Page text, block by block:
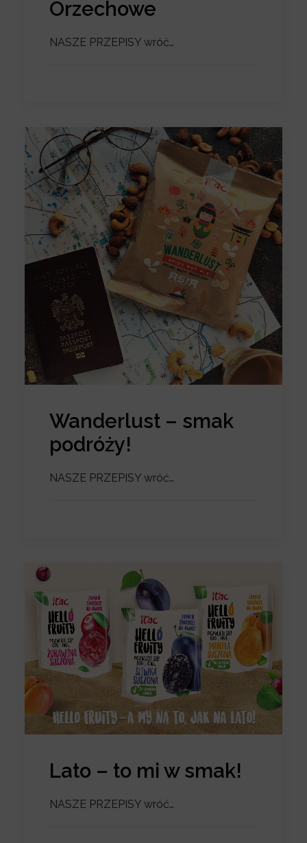
Orzechowe
NASZE PRZEPISY wróć…
Wanderlust – smak
podróży!
NASZE PRZEPISY wróć…
Lato – to mi w smak!
NASZE PRZEPISY wróć…